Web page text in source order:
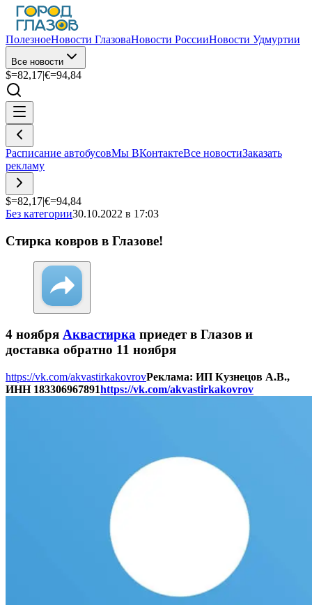
ПолезноеНовости ГлазоваНовости РоссииНовости Удмуртии
Все новости
$=82,17|€=94,84
Расписание автобусовМы ВКонтактеВсе новостиЗаказать
рекламу
$=82,17|€=94,84
Без категории30.10.2022 в 17:03
Стирка ковров в Глазове!
4 ноября Аквастирка приедет в Глазов и
доставка обратно 11 ноября
https://vk.com/akvastirkakovrovРеклама: ИП Кузнецов А.В.,
ИНН 183306967891https://vk.com/akvastirkakovrov